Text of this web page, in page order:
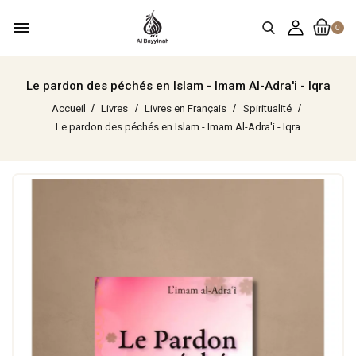
0
menu
Le pardon des péchés en Islam - Imam Al-Adra'i - Iqra
Accueil Livres Livres en Français
Spiritualité
Le pardon des péchés en Islam - Imam Al-Adra'i - Iqra